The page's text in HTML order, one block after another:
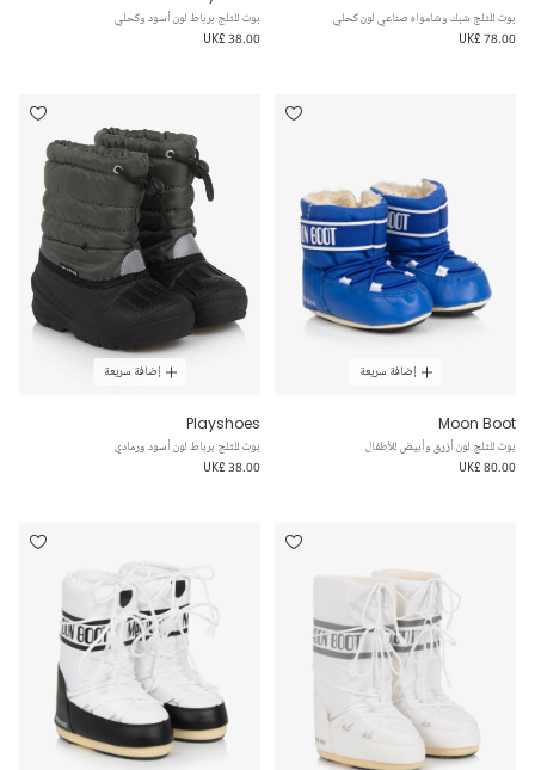
بوت للثلج شبك وشامواه صناعي لون كحلي
UK£ 78.00
بوت للثلج برباط لون أسود وكحلي
UK£ 38.00
إضافة سريعة
Moon Boot
بوت للثلج لون أزرق وأبيض للأطفال
UK£ 80.00
إضافة سريعة
Playshoes
بوت للثلج برباط لون أسود ورمادي
UK£ 38.00